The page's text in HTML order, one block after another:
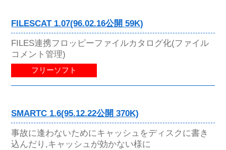
FILESCAT 1.07(96.02.16公開 59K)
FILES連携フロッピーファイルカタログ化(ファイル
コメント管理)
フリーソフト
SMARTC 1.6(95.12.22公開 370K)
事故に逢わないためにキャッシュをディスクに書き
込んだり,キャッシュが効かない様に